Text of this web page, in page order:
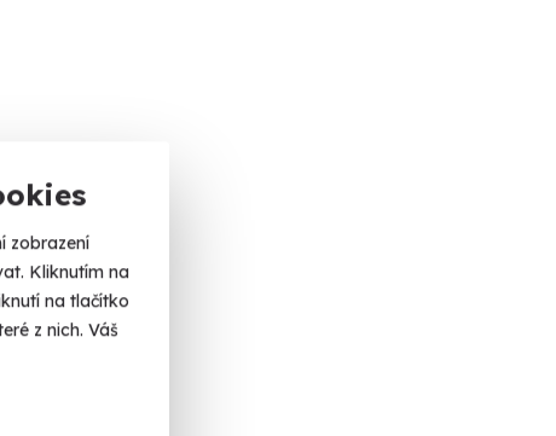
zobrazení
Kliknutím na
na tlačítko
z nich. Váš